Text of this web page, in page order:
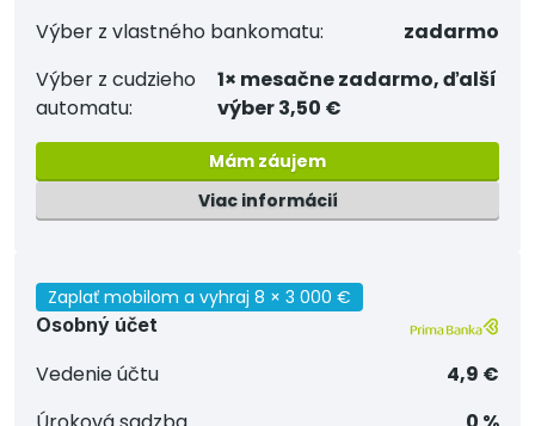
Výber z vlastného bankomatu:
zadarmo
Výber z cudzieho
automatu:
1× mesačne zadarmo, ďalší
výber 3,50 €
Mám záujem
Viac informácií
Zaplať mobilom a vyhraj 8 × 3 000 €
Osobný účet
Vedenie účtu
4,9 €